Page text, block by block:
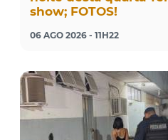
show; FOTOS!
06 AGO 2026 - 11H22